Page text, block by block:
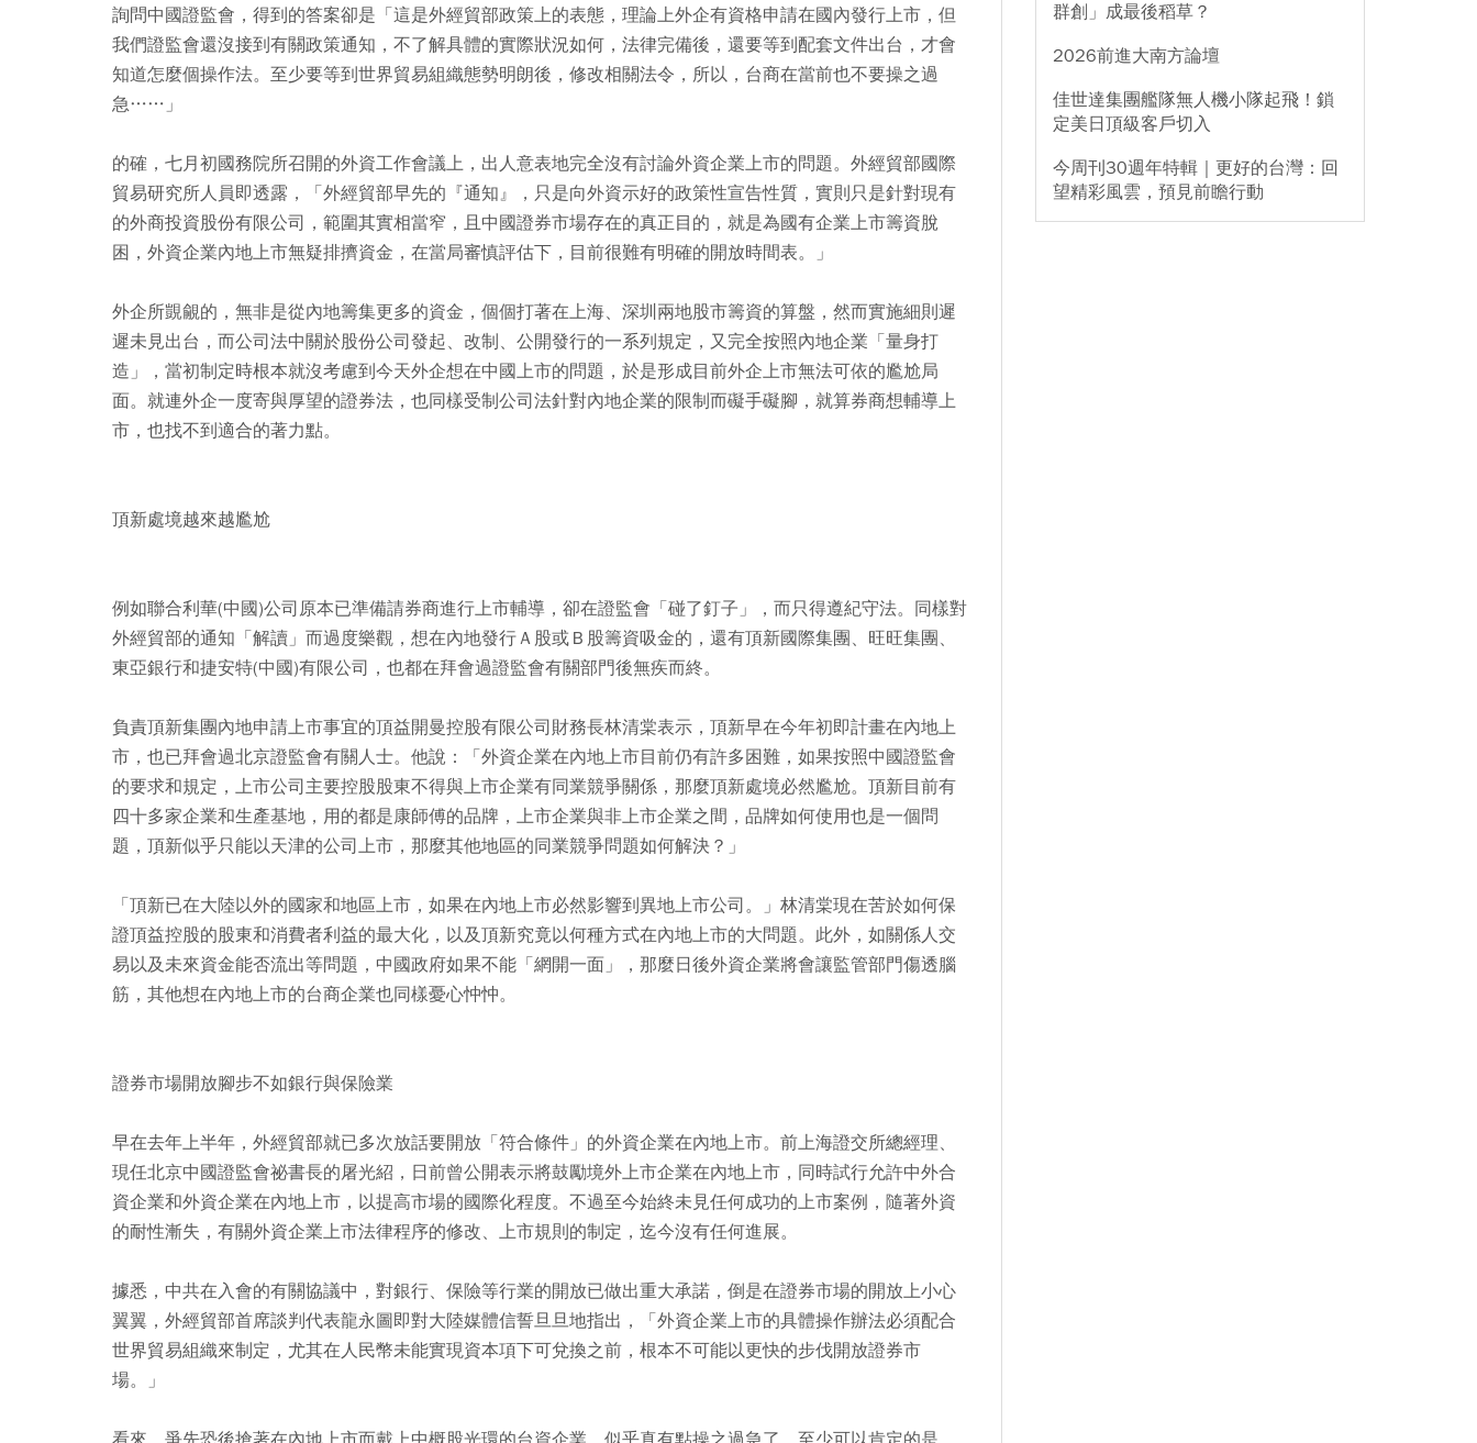
詢問中國證監會，得到的答案卻是「這是外經貿部政策上的表態，理論上外企有資格申請在國內發行上市，但
我們證監會還沒接到有關政策通知，不了解具體的實際狀況如何，法律完備後，還要等到配套文件出台，才會
知道怎麼個操作法。至少要等到世界貿易組織態勢明朗後，修改相關法令，所以，台商在當前也不要操之過
急……」
的確，七月初國務院所召開的外資工作會議上，出人意表地完全沒有討論外資企業上市的問題。外經貿部國際
貿易研究所人員即透露，「外經貿部早先的『通知』，只是向外資示好的政策性宣告性質，實則只是針對現有
的外商投資股份有限公司，範圍其實相當窄，且中國證券市場存在的真正目的，就是為國有企業上市籌資脫
困，外資企業內地上市無疑排擠資金，在當局審慎評估下，目前很難有明確的開放時間表。」
外企所覬覦的，無非是從內地籌集更多的資金，個個打著在上海、深圳兩地股市籌資的算盤，然而實施細則遲
遲未見出台，而公司法中關於股份公司發起、改制、公開發行的一系列規定，又完全按照內地企業「量身打
造」，當初制定時根本就沒考慮到今天外企想在中國上市的問題，於是形成目前外企上市無法可依的尷尬局
面。就連外企一度寄與厚望的證券法，也同樣受制公司法針對內地企業的限制而礙手礙腳，就算券商想輔導上
市，也找不到適合的著力點。
頂新處境越來越尷尬
例如聯合利華(中國)公司原本已準備請券商進行上市輔導，卻在證監會「碰了釘子」，而只得遵紀守法。同樣對
外經貿部的通知「解讀」而過度樂觀，想在內地發行Ａ股或Ｂ股籌資吸金的，還有頂新國際集團、旺旺集團、
東亞銀行和捷安特(中國)有限公司，也都在拜會過證監會有關部門後無疾而終。
負責頂新集團內地申請上市事宜的頂益開曼控股有限公司財務長林清棠表示，頂新早在今年初即計畫在內地上
市，也已拜會過北京證監會有關人士。他說：「外資企業在內地上市目前仍有許多困難，如果按照中國證監會
的要求和規定，上市公司主要控股股東不得與上市企業有同業競爭關係，那麼頂新處境必然尷尬。頂新目前有
四十多家企業和生產基地，用的都是康師傅的品牌，上市企業與非上市企業之間，品牌如何使用也是一個問
題，頂新似乎只能以天津的公司上市，那麼其他地區的同業競爭問題如何解決？」
「頂新已在大陸以外的國家和地區上市，如果在內地上市必然影響到異地上市公司。」林清棠現在苦於如何保
證頂益控股的股東和消費者利益的最大化，以及頂新究竟以何種方式在內地上市的大問題。此外，如關係人交
易以及未來資金能否流出等問題，中國政府如果不能「網開一面」，那麼日後外資企業將會讓監管部門傷透腦
筋，其他想在內地上市的台商企業也同樣憂心忡忡。
證券市場開放腳步不如銀行與保險業
早在去年上半年，外經貿部就已多次放話要開放「符合條件」的外資企業在內地上市。前上海證交所總經理、
現任北京中國證監會祕書長的屠光紹，日前曾公開表示將鼓勵境外上市企業在內地上市，同時試行允許中外合
資企業和外資企業在內地上市，以提高市場的國際化程度。不過至今始終未見任何成功的上市案例，隨著外資
的耐性漸失，有關外資企業上市法律程序的修改、上市規則的制定，迄今沒有任何進展。
據悉，中共在入會的有關協議中，對銀行、保險等行業的開放已做出重大承諾，倒是在證券市場的開放上小心
翼翼，外經貿部首席談判代表龍永圖即對大陸媒體信誓旦旦地指出，「外資企業上市的具體操作辦法必須配合
世界貿易組織來制定，尤其在人民幣未能實現資本項下可兌換之前，根本不可能以更快的步伐開放證券市
場。」
群創」成最後稻草？
2026前進大南方論壇
佳世達集團艦隊無人機小隊起飛！鎖
定美日頂級客戶切入
今周刊30週年特輯｜更好的台灣：回
望精彩風雲，預見前瞻行動